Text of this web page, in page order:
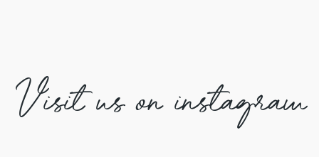
Visit us on instagram